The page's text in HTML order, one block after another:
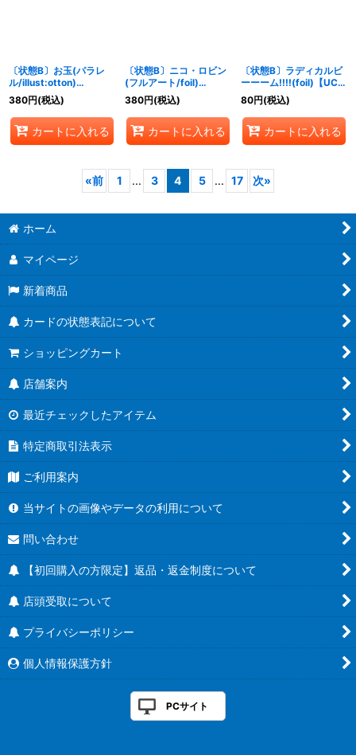
〔状態B〕お玉(パラレ
ル/illust:otton)
【UC/P】{OP01-006}
380円(税込)
カートに入れる
〔状態B〕ニコ・ロビン
(フルアート/foil)
【UC】{OP05-010}
380円(税込)
カートに入れる
〔状態B〕ラディカルビ
ーーーム!!!!(foil)【UC】
{OP01-029}
80円(税込)
カートに入れる
«前 1 ... 3 4 5 ... 17 次»
ホーム
マイページ
新着商品
カードの状態表記について
ショッピングカート
店舗案内
最近チェックしたアイテム
特定商取引法表示
ご利用案内
当サイトの画像やデータの利用について
問い合わせ
【初回購入の方限定】返品・返金制度について
店頭受取について
プライバシーポリシー
個人情報保護方針
PCサイト